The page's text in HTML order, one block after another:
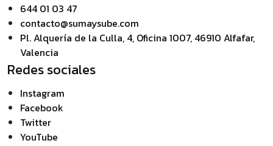
644 01 03 47
contacto@sumaysube.com
Pl. Alquería de la Culla, 4, Oficina 1007, 46910 Alfafar,
Valencia
Redes sociales
Instagram
Facebook
Twitter
YouTube